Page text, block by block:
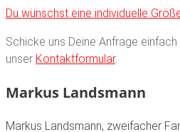
Du wünschst eine individuelle
Schicke uns Deine Anfrage einfach
unser Kontaktformular.
Markus Landsmann
Markus Landsmann, zweifacher